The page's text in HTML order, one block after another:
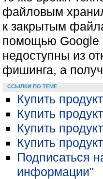
файловым
к закрытым
помощью Google
недоступны из
фишинга, а
ССЫЛКИ ПО ТЕМЕ
Купить
Купить
Купить
Купить
Подписаться
информации"